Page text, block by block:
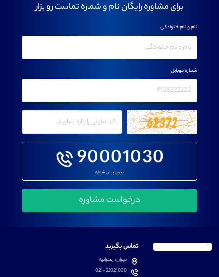
برای مشاوره رایگان نام و شماره تماست رو بزار
90001030
بدون پیش شماره
نام و نام خانوادگی
شماره موبایل
تماس بگیرید
تهران، زعفرانیه
021-22021030